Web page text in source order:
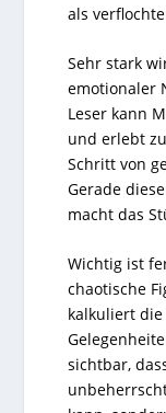
als
Sehr stark
emotionaler
Leser kann
und erlebt
Schritt von
Gerade
macht das
Wichtig ist
chaotische
kalkuliert
sichtbar,